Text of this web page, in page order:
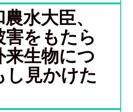
水大臣、
をもたら
生物につ
し見かけた